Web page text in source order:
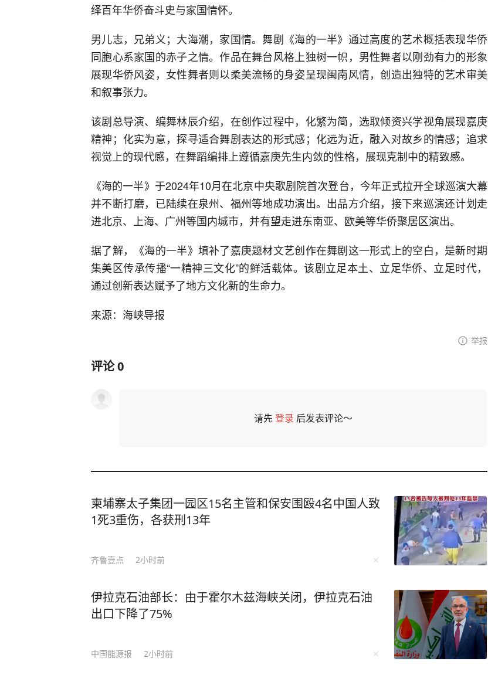
绎百年华侨奋斗史与家国情怀。
男儿志，兄弟义；大海潮，家国情。舞剧《海的一半》通过高度的艺术概括表现华侨
同胞心系家国的赤子之情。作品在舞台风格上独树一帜，男性舞者以刚劲有力的形象
展现华侨风姿，女性舞者则以柔美流畅的身姿呈现闽南风情，创造出独特的艺术审美
和叙事张力。
该剧总导演、编舞林辰介绍，在创作过程中，化繁为简，选取倾资兴学视角展现嘉庚
精神；化实为意，探寻适合舞剧表达的形式感；化远为近，融入对故乡的情感；追求
视觉上的现代感，在舞蹈编排上遵循嘉庚先生内敛的性格，展现克制中的精致感。
《海的一半》于2024年10月在北京中央歌剧院首次登台，今年正式拉开全球巡演大幕
并不断打磨，已陆续在泉州、福州等地成功演出。出品方介绍，接下来巡演还计划走
进北京、上海、广州等国内城市，并有望走进东南亚、欧美等华侨聚居区演出。
据了解，《海的一半》填补了嘉庚题材文艺创作在舞剧这一形式上的空白，是新时期
集美区传承传播“一精神三文化”的鲜活载体。该剧立足本土、立足华侨、立足时代，
通过创新表达赋予了地方文化新的生命力。
来源：海峡导报
举报
评论0
请先登录 后发表评论～
柬埔寨太子集团一园区15名主管和保安围殴4名中国人致
1死3重伤，各获刑13年
齐鲁壹点 2小时前
伊拉克石油部长：由于霍尔木兹海峡关闭，伊拉克石油
出口下降了75%
中国能源报 2小时前